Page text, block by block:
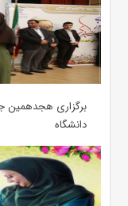
برگزاری هجدهمین
دانشگاه